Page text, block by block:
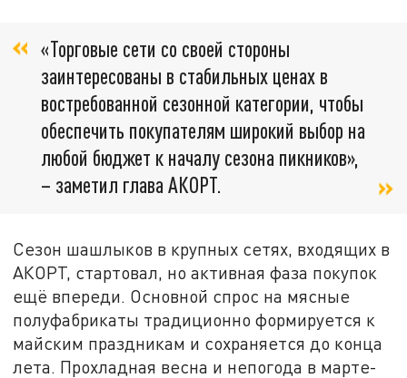
«Торговые сети со своей стороны
заинтересованы в стабильных ценах в
востребованной сезонной категории, чтобы
обеспечить покупателям широкий выбор на
любой бюджет к началу сезона пикников»,
– заметил глава АКОРТ.
Сезон шашлыков в крупных сетях, входящих в
АКОРТ, стартовал, но активная фаза покупок
ещё впереди. Основной спрос на мясные
полуфабрикаты традиционно формируется к
майским праздникам и сохраняется до конца
лета. Прохладная весна и непогода в марте-